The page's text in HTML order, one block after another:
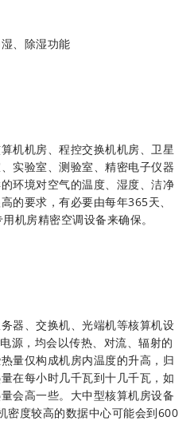
、除湿功能
机机房、程控交换机机房、卫星
实验室、测验室、精密电子仪器
环境对空气的温度、湿度、洁净
的要求，有必要由每年365天、
机房精密空调设备来确保。
器、交换机、光端机等核算机设
源，均会以传热、对流、辐射的
量仅构成机房内温度的升高，归
在每小时几千瓦到十几千瓦，如
会高一些。大中型核算机房设备
密度较高的数据中心可能会到600